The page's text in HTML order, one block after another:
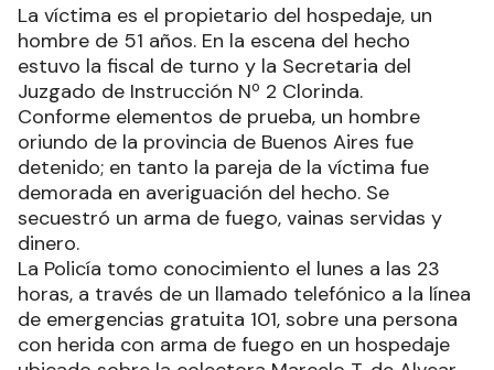
La víctima es el propietario del hospedaje, un
hombre de 51 años. En la escena del hecho
estuvo la fiscal de turno y la Secretaria del
Juzgado de Instrucción Nº 2 Clorinda.
Conforme elementos de prueba, un hombre
oriundo de la provincia de Buenos Aires fue
detenido; en tanto la pareja de la víctima fue
demorada en averiguación del hecho. Se
secuestró un arma de fuego, vainas servidas y
dinero.
La Policía tomo conocimiento el lunes a las 23
horas, a través de un llamado telefónico a la línea
de emergencias gratuita 101, sobre una persona
con herida con arma de fuego en un hospedaje